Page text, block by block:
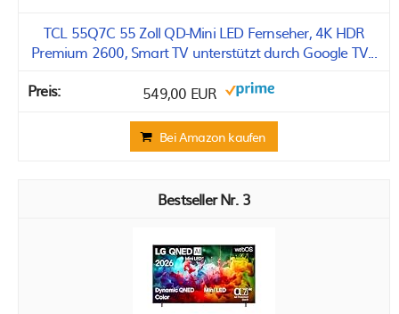
TCL 55Q7C 55 Zoll QD-Mini LED Fernseher, 4K HDR
Premium 2600, Smart TV unterstützt durch Google TV...
549,00 EUR
Bei Amazon kaufen
3